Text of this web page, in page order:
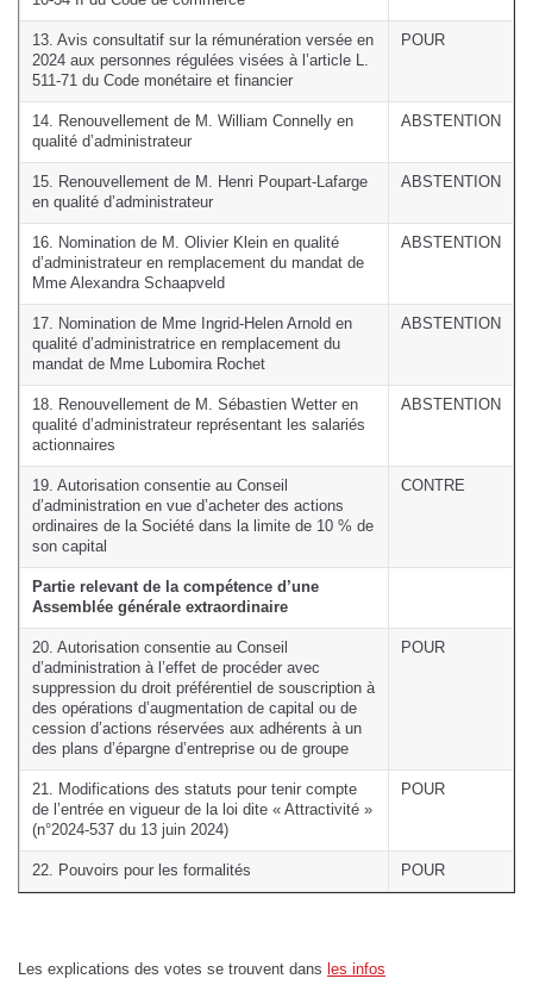
13. Avis consultatif sur la rémunération versée en
2024 aux personnes régulées visées à l’article L.
511-71 du Code monétaire et financier
POUR
14. Renouvellement de M. William Connelly en
qualité d’administrateur
ABSTENTION
15. Renouvellement de M. Henri Poupart-Lafarge
en qualité d’administrateur
ABSTENTION
16. Nomination de M. Olivier Klein en qualité
d’administrateur en remplacement du mandat de
Mme Alexandra Schaapveld
ABSTENTION
17. Nomination de Mme Ingrid-Helen Arnold en
qualité d’administratrice en remplacement du
mandat de Mme Lubomira Rochet
ABSTENTION
18. Renouvellement de M. Sébastien Wetter en
qualité d’administrateur représentant les salariés
actionnaires
ABSTENTION
19. Autorisation consentie au Conseil
d’administration en vue d’acheter des actions
ordinaires de la Société dans la limite de 10 % de
son capital
CONTRE
Partie relevant de la compétence d’une
Assemblée générale extraordinaire
20. Autorisation consentie au Conseil
d’administration à l’effet de procéder avec
suppression du droit préférentiel de souscription à
des opérations d’augmentation de capital ou de
cession d’actions réservées aux adhérents à un
des plans d’épargne d’entreprise ou de groupe
POUR
21. Modifications des statuts pour tenir compte
de l’entrée en vigueur de la loi dite « Attractivité »
(n°2024-537 du 13 juin 2024)
POUR
22. Pouvoirs pour les formalités POUR
Les explications des votes se trouvent dans les infos